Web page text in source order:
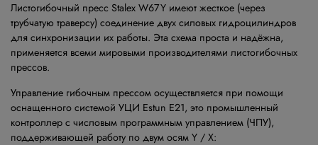
Листогибочный пресс Stalex W67Y имеют жесткое (через
трубчатую траверсу) соединение двух силовых гидроцилиндров
для синхронизации их работы. Эта схема проста и надёжна,
применяется всеми мировыми производителями листогибочных
прессов.
Управление гибочным прессом осуществляется при помощи
оснащенного системой УЦИ Estun Е21, это промышленный
контроллер с числовым программным управлением (ЧПУ),
поддерживающей работу по двум осям Y / Х: